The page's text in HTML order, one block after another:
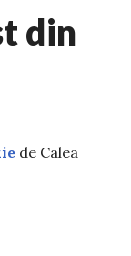
din
de Calea